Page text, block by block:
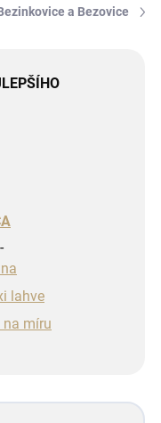
a Bezovice
lahve
míru